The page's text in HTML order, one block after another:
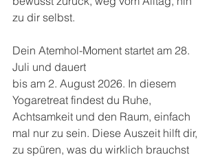
zu dir selbst.
Dein Atemhol-Moment startet am 28.
Juli und dauert
bis am 2. August 2026. In diesem
Yogaretreat findest du Ruhe,
Achtsamkeit und den Raum, einfach
mal nur zu sein. Diese Auszeit hilft dir,
zu spüren, was du wirklich brauchst